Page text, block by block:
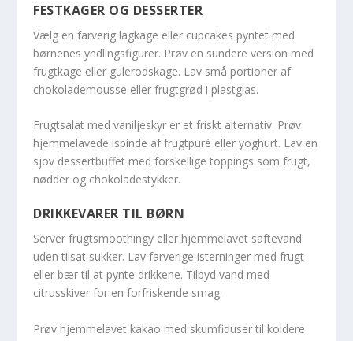
FESTKAGER OG DESSERTER
Vælg en farverig lagkage eller cupcakes pyntet med
børnenes yndlingsfigurer. Prøv en sundere version med
frugtkage eller gulerodskage. Lav små portioner af
chokolademousse eller frugtgrød i plastglas.
Frugtsalat med vaniljeskyr er et friskt alternativ. Prøv
hjemmelavede ispinde af frugtpuré eller yoghurt. Lav en
sjov dessertbuffet med forskellige toppings som frugt,
nødder og chokoladestykker.
DRIKKEVARER TIL BØRN
Server frugtsmoothingy eller hjemmelavet saftevand
uden tilsat sukker. Lav farverige isterninger med frugt
eller bær til at pynte drikkene. Tilbyd vand med
citrusskiver for en forfriskende smag.
Prøv hjemmelavet kakao med skumfiduser til koldere